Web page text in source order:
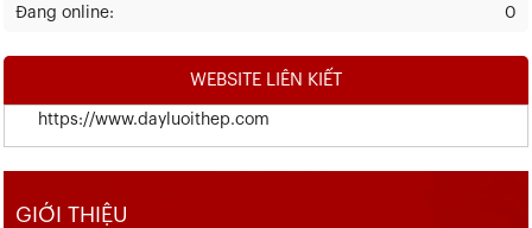
0
Đang online:
WEBSITE LIÊN KIẾT
https://www.dayluoithep.com
GIỚI THIỆU